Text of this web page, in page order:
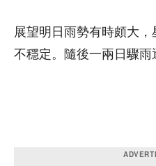
展望明日雨勢有時頗大
不穩定。隨後一兩日驟雨